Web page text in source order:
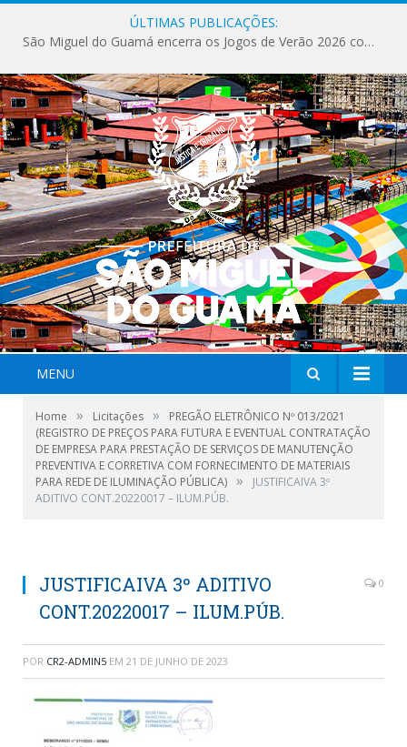
ÚLTIMAS PUBLICAÇÕES:
São Miguel do Guamá encerra os Jogos de Verão 2026 com sucesso de público e competições.
MENU
Home » Licitações »
PREGÃO ELETRÔNICO Nº 013/2021
(REGISTRO DE PREÇOS PARA FUTURA E EVENTUAL CONTRATAÇÃO
DE EMPRESA PARA PRESTAÇÃO DE SERVIÇOS DE MANUTENÇÃO
PREVENTIVA E CORRETIVA COM FORNECIMENTO DE MATERIAIS
PARA REDE DE ILUMINAÇÃO PÚBLICA) »
JUSTIFICAIVA 3º
ADITIVO CONT.20220017 – ILUM.PÚB.
JUSTIFICAIVA 3º ADITIVO
CONT.20220017 – ILUM.PÚB.
0
POR CR2-ADMIN5 EM 21 DE JUNHO DE 2023